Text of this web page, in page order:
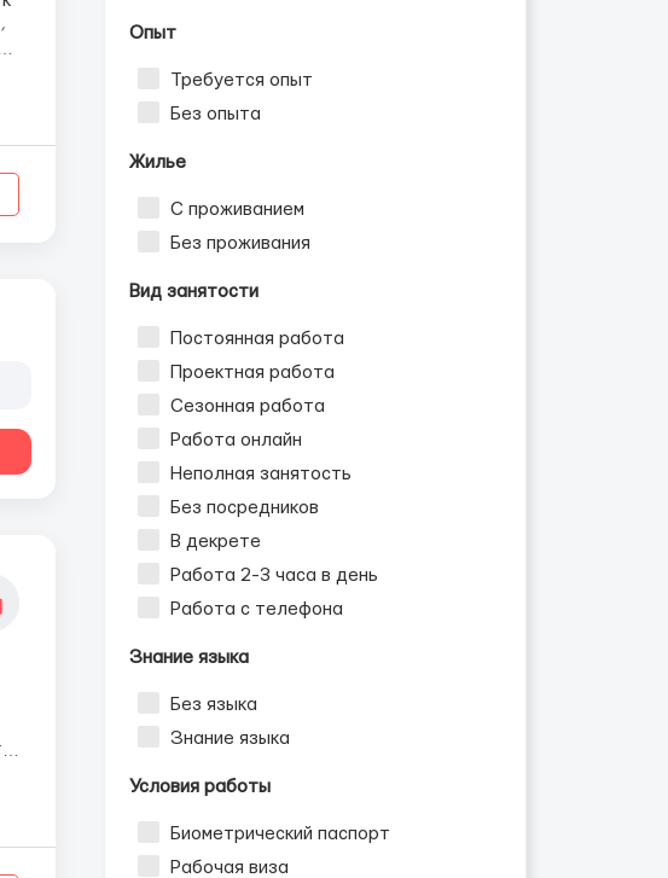
Опыт
Требуется опыт
Без опыта
Жилье
С проживанием
Без проживания
Вид занятости
Постоянная работа
Проектная работа
Сезонная работа
Работа онлайн
Неполная занятость
Без посредников
В декрете
Работа 2-3 часа в день
Работа с телефона
Знание языка
Без языка
Знание языка
Условия работы
Биометрический паспорт
Рабочая виза